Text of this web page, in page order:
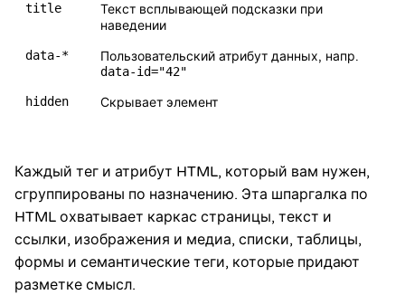
title
Текст всплывающей подсказки при
наведении
data-* Пользовательский атрибут данных, напр.
data-id="42"
hidden Скрывает элемент
Каждый тег и атрибут HTML, который вам нужен,
сгруппированы по назначению. Эта шпаргалка по
HTML охватывает каркас страницы, текст и
ссылки, изображения и медиа, списки, таблицы,
формы и семантические теги, которые придают
разметке смысл.